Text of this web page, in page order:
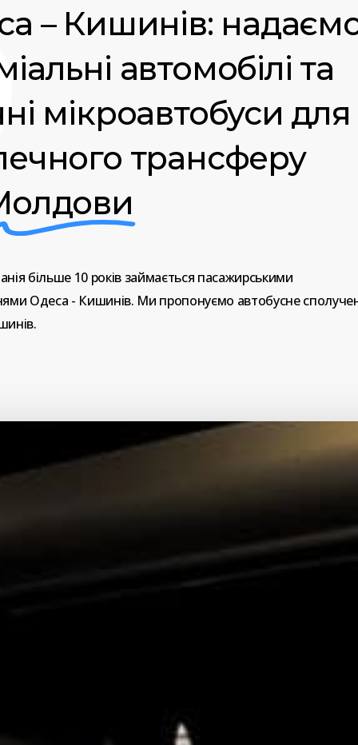
– Кишинів:
автомобілі та
мікроавтобуси для
трансферу
більше 10 роківзаймається пасажирськими
Одеса - Кишинів. Ми пропонуємо автобусне